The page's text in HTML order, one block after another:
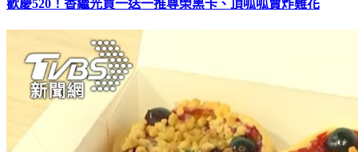
歡慶520！香繼光買一送一推尊榮黑卡、頂呱呱賣炸雞花